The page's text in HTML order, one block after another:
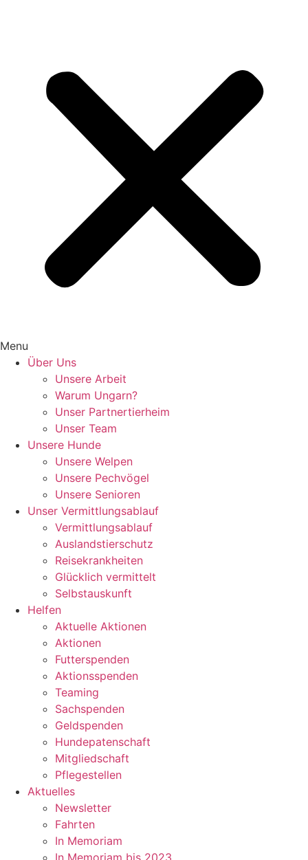
Menu
Über Uns
Unsere Arbeit
Warum Ungarn?
Unser Partnertierheim
Unser Team
Unsere Hunde
Unsere Welpen
Unsere Pechvögel
Unsere Senioren
Unser Vermittlungsablauf
Vermittlungsablauf
Auslandstierschutz
Reisekrankheiten
Glücklich vermittelt
Selbstauskunft
Helfen
Aktuelle Aktionen
Aktionen
Futterspenden
Aktionsspenden
Teaming
Sachspenden
Geldspenden
Hundepatenschaft
Mitgliedschaft
Pflegestellen
Aktuelles
Newsletter
Fahrten
In Memoriam